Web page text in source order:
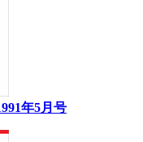
年5月号